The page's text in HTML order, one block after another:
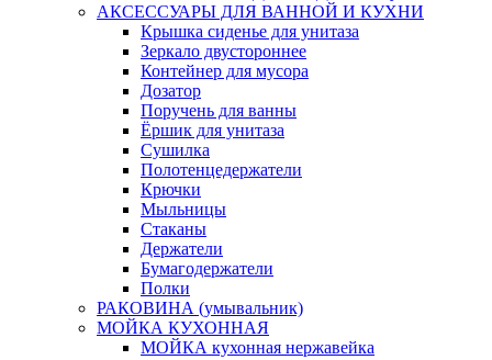
АКСЕССУАРЫ ДЛЯ ВАННОЙ И КУХНИ
Крышка сиденье для унитаза
Зеркало двустороннее
Контейнер для мусора
Дозатор
Поручень для ванны
Ёршик для унитаза
Сушилка
Полотенцедержатели
Крючки
Мыльницы
Стаканы
Держатели
Бумагодержатели
Полки
РАКОВИНА (умывальник)
МОЙКА КУХОННАЯ
МОЙКА кухонная нержавейка